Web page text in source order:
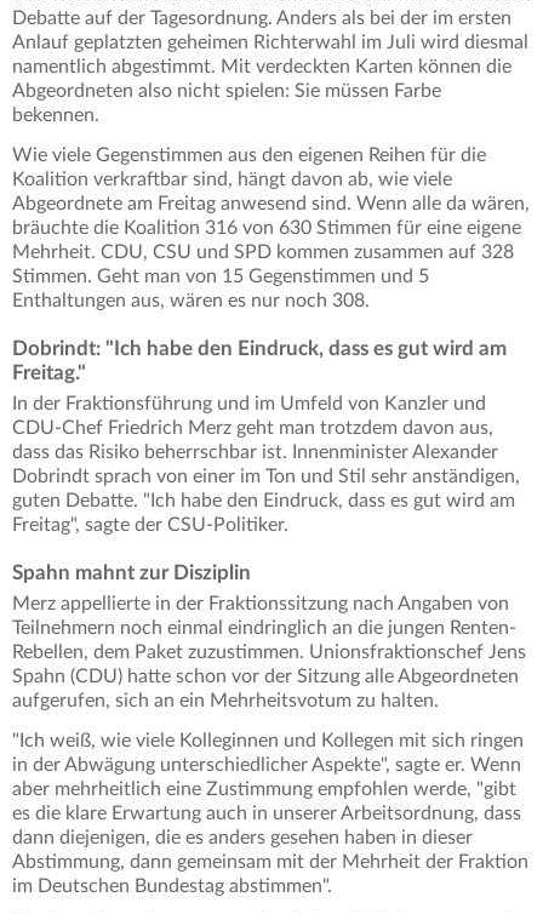
Debatte auf der Tagesordnung. Anders als bei der im ersten
Anlauf geplatzten geheimen Richterwahl im Juli wird diesmal
namentlich abgestimmt. Mit verdeckten Karten können die
Abgeordneten also nicht spielen: Sie müssen Farbe
bekennen.
Wie viele Gegenstimmen aus den eigenen Reihen für die
Koalition verkraftbar sind, hängt davon ab, wie viele
Abgeordnete am Freitag anwesend sind. Wenn alle da wären,
bräuchte die Koalition 316 von 630 Stimmen für eine eigene
Mehrheit. CDU, CSU und SPD kommen zusammen auf 328
Stimmen. Geht man von 15 Gegenstimmen und 5
Enthaltungen aus, wären es nur noch 308.
Dobrindt: "Ich habe den Eindruck, dass es gut wird am
Freitag."
In der Fraktionsführung und im Umfeld von Kanzler und
CDU-Chef Friedrich Merz geht man trotzdem davon aus,
dass das Risiko beherrschbar ist. Innenminister Alexander
Dobrindt sprach von einer im Ton und Stil sehr anständigen,
guten Debatte. "Ich habe den Eindruck, dass es gut wird am
Freitag", sagte der CSU-Politiker.
Spahn mahnt zur Disziplin
Merz appellierte in der Fraktionssitzung nach Angaben von
Teilnehmern noch einmal eindringlich an die jungen Renten-
Rebellen, dem Paket zuzustimmen. Unionsfraktionschef Jens
Spahn (CDU) hatte schon vor der Sitzung alle Abgeordneten
aufgerufen, sich an ein Mehrheitsvotum zu halten.
"Ich weiß, wie viele Kolleginnen und Kollegen mit sich ringen
in der Abwägung unterschiedlicher Aspekte", sagte er. Wenn
aber mehrheitlich eine Zustimmung empfohlen werde, "gibt
es die klare Erwartung auch in unserer Arbeitsordnung, dass
dann diejenigen, die es anders gesehen haben in dieser
Abstimmung, dann gemeinsam mit der Mehrheit der Fraktion
im Deutschen Bundestag abstimmen".